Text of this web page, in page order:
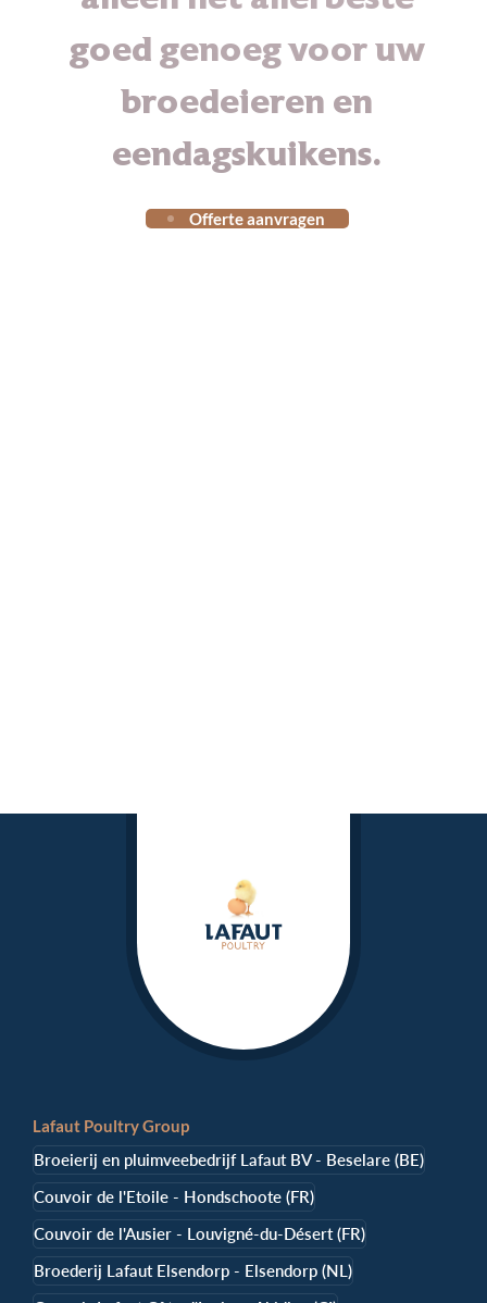
goed genoeg voor uw
broedeieren en
eendagskuikens.
Offerte aanvragen
Lafaut Poultry Group
Broeierij en pluimveebedrijf Lafaut BV - Beselare (BE)
Couvoir de l'Etoile - Hondschoote (FR)
Couvoir de l'Ausier - Louvigné-du-Désert (FR)
Broederij Lafaut Elsendorp - Elsendorp (NL)